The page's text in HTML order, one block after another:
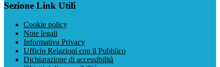
Sezione Link Utili
Cookie policy
Note legali
Informativa Privacy
Ufficio Relazioni con il Pubblico
Dichiarazione di accessibilità